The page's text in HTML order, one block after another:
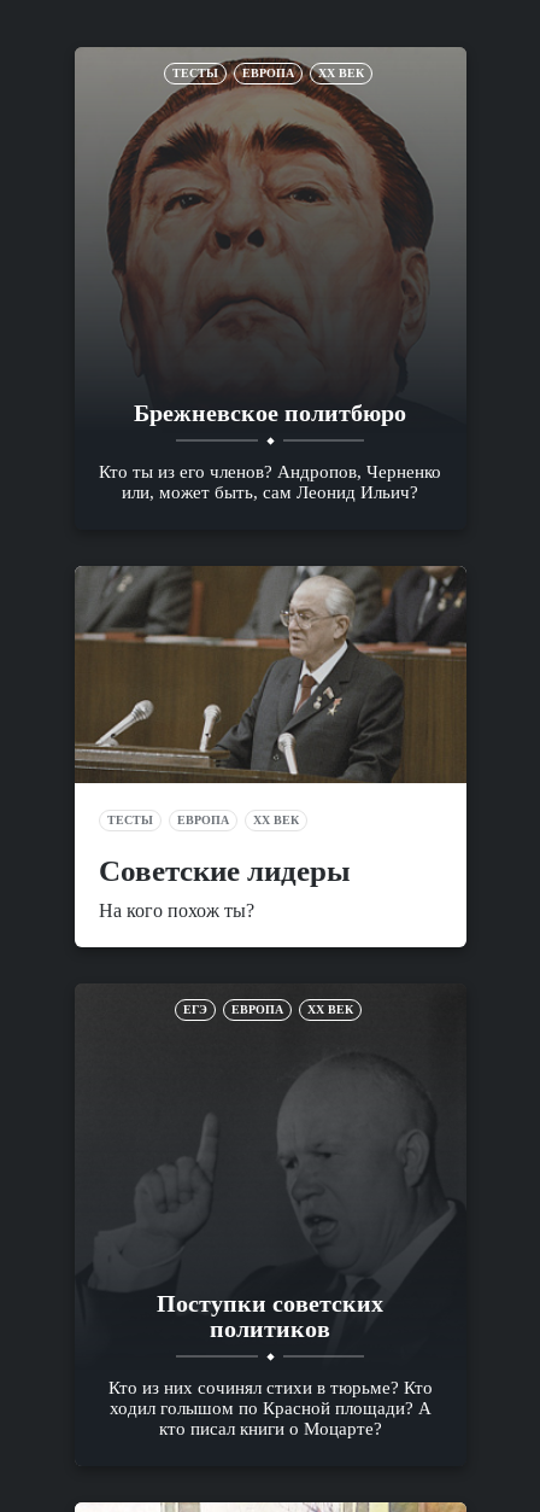
ТЕСТЫ ЕВРОПА XX ВЕК
Брежневское политбюро
Кто ты из его членов? Андропов, Черненко
или, может быть, сам Леонид Ильич?
ТЕСТЫ ЕВРОПА XX ВЕК
Советские лидеры
На кого похож ты?
ЕГЭ ЕВРОПА XX ВЕК
Поступки советских
политиков
Кто из них сочинял стихи в тюрьме? Кто
ходил голышом по Красной площади? А
кто писал книги о Моцарте?